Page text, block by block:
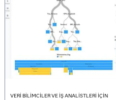
VERI BILIMCILER VE İŞ ANALISTLERI İÇIN